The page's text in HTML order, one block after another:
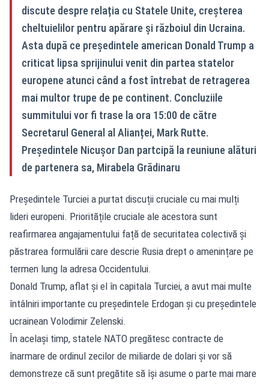
discute despre relația cu Statele Unite, creșterea
cheltuielilor pentru apărare și războiul din Ucraina.
Asta după ce președintele american Donald Trump a
criticat lipsa sprijinului venit din partea statelor
europene atunci când a fost întrebat de retragerea
mai multor trupe de pe continent. Concluziile
summitului vor fi trase la ora 15:00 de către
Secretarul General al Alianței, Mark Rutte.
Președintele Nicușor Dan partcipă la reuniune alături
de partenera sa, Mirabela Grădinaru
Președintele Turciei a purtat discuții cruciale cu mai mulți
lideri europeni. Prioritățile cruciale ale acestora sunt
reafirmarea angajamentului față de securitatea colectivă și
păstrarea formulării care descrie Rusia drept o amenințare pe
termen lung la adresa Occidentului.
Donald Trump, aflat și el în capitala Turciei, a avut mai multe
întâlniri importante cu președintele Erdogan și cu președintele
ucrainean Volodimir Zelenski.
În același timp, statele NATO pregătesc contracte de
înarmare de ordinul zecilor de miliarde de dolari și vor să
demonstreze că sunt pregătite să își asume o parte mai mare